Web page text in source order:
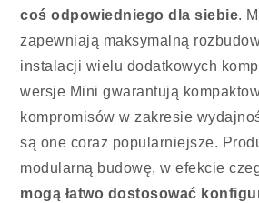
coś odpowiedniego dla siebie.
zapewniają maksymalną
instalacji wielu dodatkowych
wersje Mini gwarantują
kompromisów w zakresie
są one coraz popularniejsze.
modularną budowę, w efekcie
mogą łatwo dostosować